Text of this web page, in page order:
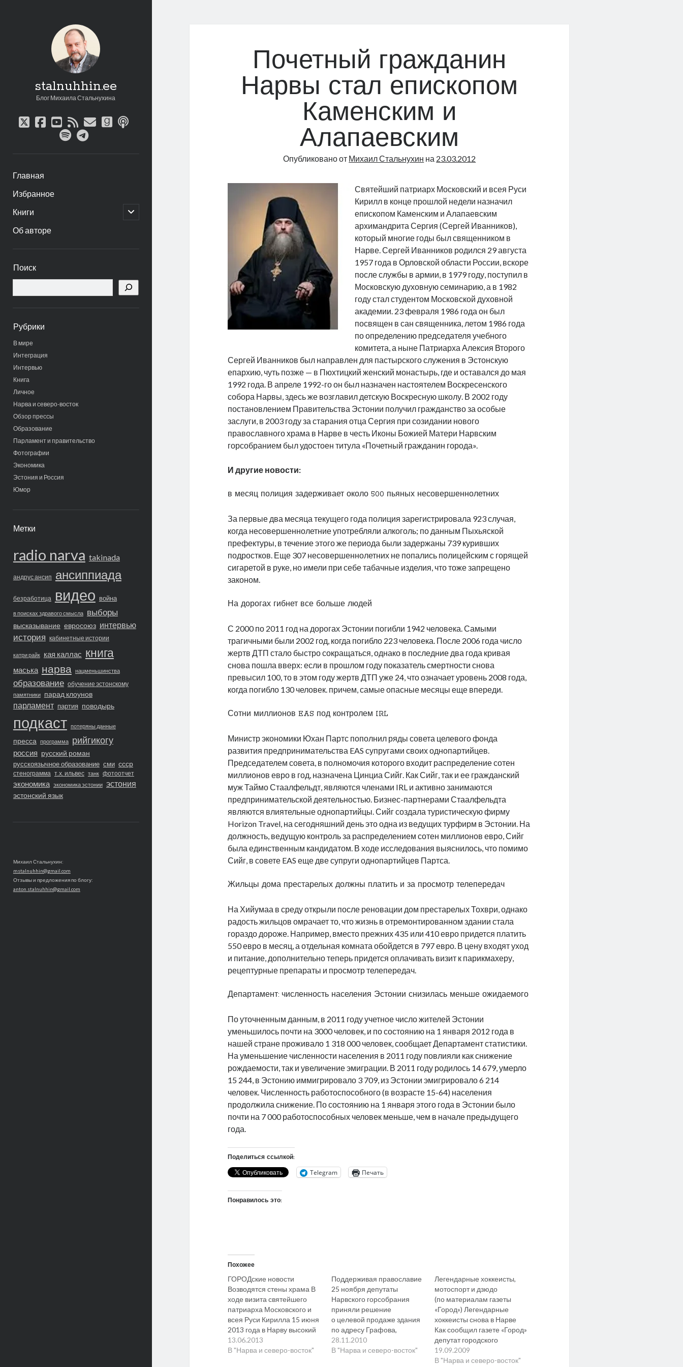
stalnuhhin.ee
Блог Михаила Стальнухина
twitter
facebook
youtube
rssemailgoodreads
podcast
spotifytelegram
Главная
Избранное
Книги
открыть
дочернее
Об авторе
панель
Поиск
Рубрики
В мире
Интеграция
Интервью
Книга
Личное
Нарва и северо-восток
Обзор прессы
Образование
Парламент и правительство
Фотографии
Экономика
Эстония и Россия
Юмор
Метки
radio narva takinada
андрус ансип ансиппиада
безработица видео война
в поисках здравого смысла выборы
высказывание евросоюз интервью
история кабинетные истории
катри райк кая каллас книга
маська нарва нацменьшинства
образование обучение эстонскому
памятники парад клоунов
парламент партия поводырь
подкаст потеряны данные
пресса программа рийгикогу
россия русский роман
русскоязычное образование сми ссср
стенограмма т.х. ильвес танк фотоотчет
экономика экономика эстонии эстония
эстонский язык
Михаил Стальнухин:
mstalnuhhin@gmail.com
Отзывы и предложения по блогу:
anton.stalnuhhin@gmail.com
Почетный гражданин
Нарвы стал епископом
Каменским и
Алапаевским
Опубликовано от Михаил Стальнухин на 23.03.2012
Святейший патриарх Московский и всея Руси
Кирилл в конце прошлой недели назначил
епископом Каменским и Алапаевским
архимандрита Сергия (Сергей Иванников),
который многие годы был священником в
Нарве. Сергей Иванников родился 29 августа
1957 года в Орловской области России, вскоре
после службы в армии, в 1979 году, поступил в
Московскую духовную семинарию, а в 1982
году стал студентом Московской духовной
академии. 23 февраля 1986 года он был
посвящен в сан священника, летом 1986 года
по определению председателя учебного
комитета, а ныне Патриарха Алексия Второго
Сергей Иванников был направлен для пастырского служения в Эстонскую
епархию, чуть позже — в Пюхтицкий женский монастырь, где и оставался до мая
1992 года. В апреле 1992-го он был назначен настоятелем Воскресенского
собора Нарвы, здесь же возглавил детскую Воскресную школу. В 2002 году
постановлением Правительства Эстонии получил гражданство за особые
заслуги, в 2003 году за старания отца Сергия при созидании нового
православного храма в Нарве в честь Иконы Божией Матери Нарвским
горсобранием был удостоен титула «Почетный гражданин города».
И другие новости:
в месяц полиция задерживает около 500 пьяных несовершеннолетних
За первые два месяца текущего года полиция зарегистрировала 923 случая,
когда несовершеннолетние употребляли алкоголь; по данным Пыхьяской
префектуры, в течение этого же периода были задержаны 739 куривших
подростков. Еще 307 несовершеннолетних не попались полицейским с горящей
сигаретой в руке, но имели при себе табачные изделия, что тоже запрещено
законом.
На дорогах гибнет все больше людей
С 2000 по 2011 год на дорогах Эстонии погибли 1942 человека. Самыми
трагичными были 2002 год, когда погибло 223 человека. После 2006 года число
жертв ДТП стало быстро сокращаться, однако в последние два года кривая
снова пошла вверх: если в прошлом году показатель смертности снова
превысил 100, то в этом году жертв ДТП уже 24, что означает уровень 2008 года,
когда погибло 130 человек. причем, самые опасные месяцы еще впереди.
Сотни миллионов EAS под контролем IRL
Министр экономики Юхан Партс пополнил ряды совета целевого фонда
развития предпринимательства EAS супругами своих однопартийцев.
Председателем совета, в полномочия которого входит распределение сотен
миллионов евро в год, назначена Цинциа Сийг. Как Сийг, так и ее гражданский
муж Таймо Стаалфельдт, являются членами IRL и активно занимаются
предпринимательской деятельностью. Бизнес-партнерами Стаалфельдта
являются влиятельные однопартийцы. Сийг создала туристическую фирму
Horizon Travel, на сегодняшний день это одна из ведущих турфирм в Эстонии. На
должность, ведущую контроль за распределением сотен миллионов евро, Сийг
была единственным кандидатом. В ходе исследования выяснилось, что помимо
Сийг, в совете EAS еще две супруги однопартийцев Партса.
Жильцы дома престарелых должны платить и за просмотр телепередач
На Хийумаа в среду открыли после реновации дом престарелых Тохври, однако
радость жильцов омрачает то, что жизнь в отремонтированном здании стала
гораздо дороже. Например, вместо прежних 435 или 410 евро придется платить
550 евро в месяц, а отдельная комната обойдется в 797 евро. В цену входят уход
и питание, дополнительно теперь придется оплачивать визит к парикмахеру,
рецептурные препараты и просмотр телепередач.
Департамент: численность населения Эстонии снизилась меньше ожидаемого
По уточненным данным, в 2011 году учетное число жителей Эстонии
уменьшилось почти на 3000 человек, и по состоянию на 1 января 2012 года в
нашей стране проживало 1 318 000 человек, сообщает Департамент статистики.
На уменьшение численности населения в 2011 году повлияли как снижение
рождаемости, так и увеличение эмиграции. В 2011 году родилось 14 679, умерло
15 244, в Эстонию иммигрировало 3 709, из Эстонии эмигрировало 6 214
человек. Численность работоспособного (в возрасте 15-64) населения
продолжила снижение. По состоянию на 1 января этого года в Эстонии было
почти на 7 000 работоспособных человек меньше, чем в начале предыдущего
года.
Поделиться ссылкой:
Telegram Печать
Понравилось это:
Похожее
ГОРОДские новости
Возводятся стены храма В
ходе визита святейшего
патриарха Московского и
всея Руси Кирилла 15 июня
2013 года в Нарву высокий
гость, возможно, изъявит
желание посетить и место
13.06.2013
В "Нарва и северо-восток"
Поддерживая православие
25 ноября депутаты
Нарвского горсобрания
приняли решение
о целевой продаже здания
по адресу Графова,
4 приходу Воскресенского
Собора на условиях,
28.11.2010
В "Нарва и северо-восток"
Легендарные хоккеисты,
мотоспорт и дзюдо
(по материалам газеты
«Город») Легендарные
хоккеисты снова в Нарве
Как сообщил газете «Город»
депутат городского
собрания Нарвы Сергей
Мисенев, наш город снова
19.09.2009
В "Нарва и северо-восток"